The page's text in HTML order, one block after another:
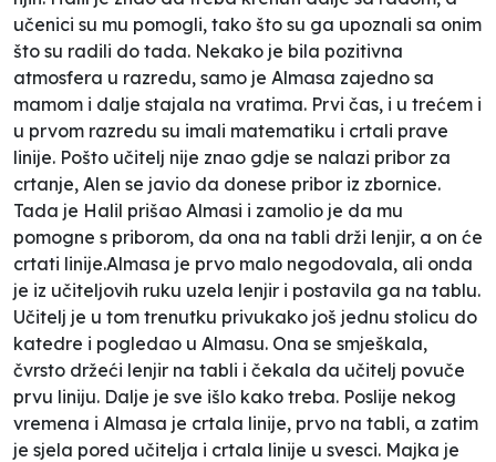
učenici su mu pomogli, tako što su ga upoznali sa onim
što su radili do tada. Nekako je bila pozitivna
atmosfera u razredu, samo je Almasa zajedno sa
mamom i dalje stajala na vratima. Prvi čas, i u trećem i
u prvom razredu su imali matematiku i crtali prave
linije. Pošto učitelj nije znao gdje se nalazi pribor za
crtanje, Alen se javio da donese pribor iz zbornice.
Tada je Halil prišao Almasi i zamolio je da mu
pomogne s priborom, da ona na tabli drži lenjir, a on će
crtati linije.Almasa je prvo malo negodovala, ali onda
je iz učiteljovih ruku uzela lenjir i postavila ga na tablu.
Učitelj je u tom trenutku privukako još jednu stolicu do
katedre i pogledao u Almasu. Ona se smješkala,
čvrsto držeći lenjir na tabli i čekala da učitelj povuče
prvu liniju. Dalje je sve išlo kako treba. Poslije nekog
vremena i Almasa je crtala linije, prvo na tabli, a zatim
je sjela pored učitelja i crtala linije u svesci. Majka je